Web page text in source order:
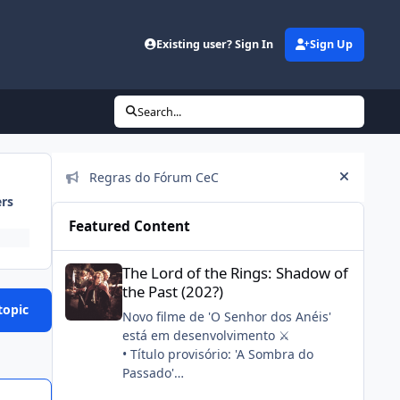
Existing user? Sign In Sign Up
Search...
Announcements
Regras do Fórum CeC
Hide
Featured Content
The Lord of the Rings: Shadow of the Past (202?)
The Lord of the Rings: Shadow of
the Past (202?)
Novo filme de 'O Senhor dos Anéis'
está em desenvolvimento ⚔️
• Título provisório: 'A Sombra do
Passado'